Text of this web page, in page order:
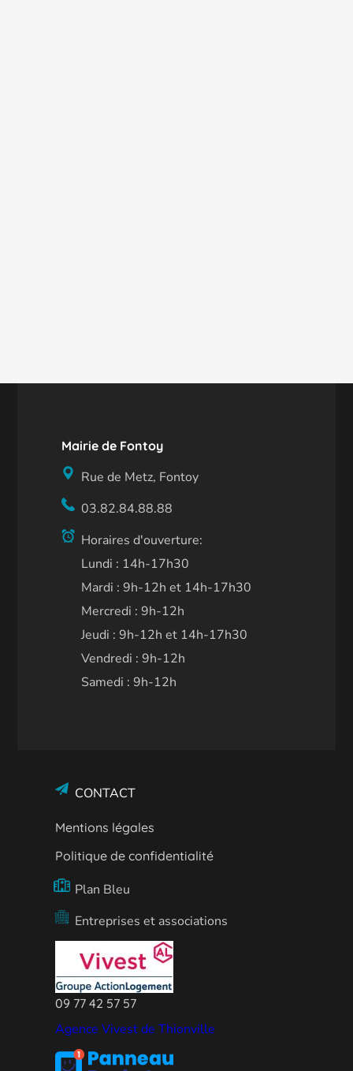
Mairie de Fontoy
Rue de Metz, Fontoy
03.82.84.88.88
Horaires d'ouverture:
Lundi : 14h-17h30
Mardi : 9h-12h et 14h-17h30
Mercredi : 9h-12h
Jeudi : 9h-12h et 14h-17h30
Vendredi : 9h-12h
Samedi : 9h-12h
CONTACT
Mentions légales
Politique de confidentialité
Plan Bleu
Entreprises et associations
09 77 42 57 57
Agence Vivest de Thionville